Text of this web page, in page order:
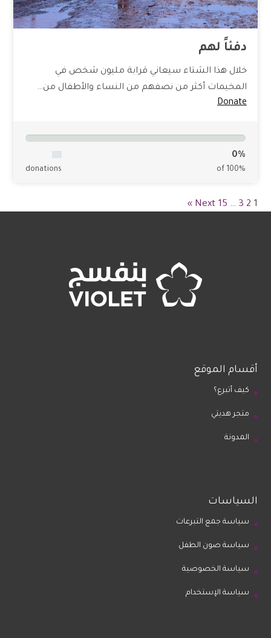
دفئاً لهم
خلال هذا الشتاء سيعاني قرابة مليون شخص في
المخيمات أكثر من نصفهم من النساء والأطفال من…
Donate
0%
of 100%
donations
1
2
3
…
15
Next »
أقسام الموقع
كيف أتبرع؟
متجر هديتي
المدونة
السياسات
سياسة جمع التبرعات
سياسة صون الطفل
سياسة الخصوصية
سياسة الإستخدام